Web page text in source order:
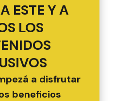
ESTE Y A
LOS
a disfrutar
beneficios